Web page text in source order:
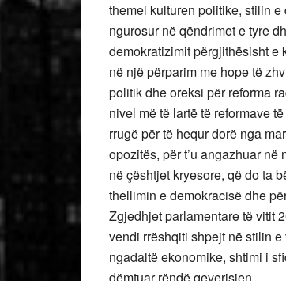
themel kulturen politike, stilin
ngurosur në qëndrimet e tyre
demokratizimit përgjithësisht e
në një përparim me hope të
politik dhe oreksi për reforma
nivel më të lartë të reformave
rrugë për të hequr dorë nga
opozitës, për t’u angazhuar
në çështjet kryesore, që do ta
thellimin e demokracisë dhe
Zgjedhjet parlamentare të vitit
vendi rrëshqiti shpejt në stilin
ngadaltë ekonomike, shtimi i